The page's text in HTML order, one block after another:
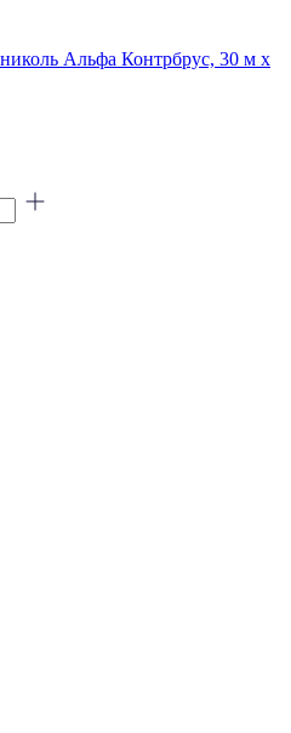
Альфа Контрбрус, 30 м х